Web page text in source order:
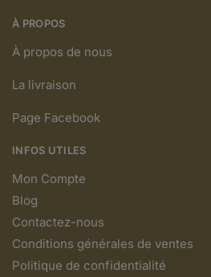
À PROPOS
À propos de nous
La livraison
Page Facebook
INFOS UTILES
Mon Compte
Blog
Contactez-nous
Conditions générales de ventes
Politique de confidentialité